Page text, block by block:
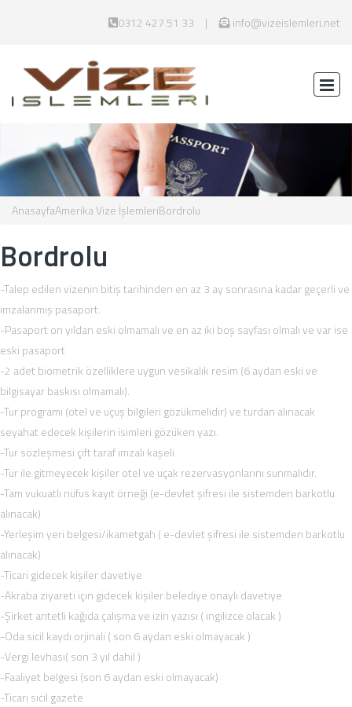
0312 427 51 33 info@vizeislemleri.net
AnasayfaAmerika Vize İşlemleriBordrolu
Bordrolu
-Talep edilen vizenin bitiş tarihinden en az 3 ay sonrasına kadar geçerli ve
imzalanmış pasaport.
-Pasaport on yıldan eski olmamalı ve en az iki boş sayfası olmalı ve var ise
eski pasaport
-2 adet biometrik özelliklere uygun vesikalık resim (6 aydan eski ve
bilgisayar baskısı olmamalı).
-Tur programı (otel ve uçuş bilgileri gözükmelidir) ve turdan alınacak
seyahat edecek kişilerin isimleri gözüken yazı.
-Tur sözleşmesi çift taraf imzalı kaşeli
-Tur ile gitmeyecek kişiler otel ve uçak rezervasyonlarını sunmalıdır.
-Tam vukuatlı nüfus kayıt örneği (e-devlet şifresi ile sistemden barkotlu
alınacak)
-Yerleşim yeri belgesi/ikametgah ( e-devlet şifresi ile sistemden barkotlu
alınacak)
-Ticari gidecek kişiler davetiye
-Akraba ziyareti için gidecek kişiler belediye onaylı davetiye
-Şirket antetli kağıda çalışma ve izin yazısı ( ingilizce olacak )
-Oda sicil kaydı orjinali ( son 6 aydan eski olmayacak )
-Vergi levhası( son 3 yıl dahil )
-Faaliyet belgesi (son 6 aydan eski olmayacak)
-Ticari sicil gazete